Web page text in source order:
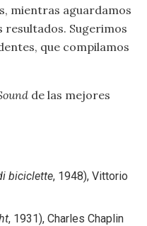
mientras aguardamos
Sugerimos
que compilamos
de las mejores
biciclette, 1948), Vittorio
, 1931), Charles Chaplin